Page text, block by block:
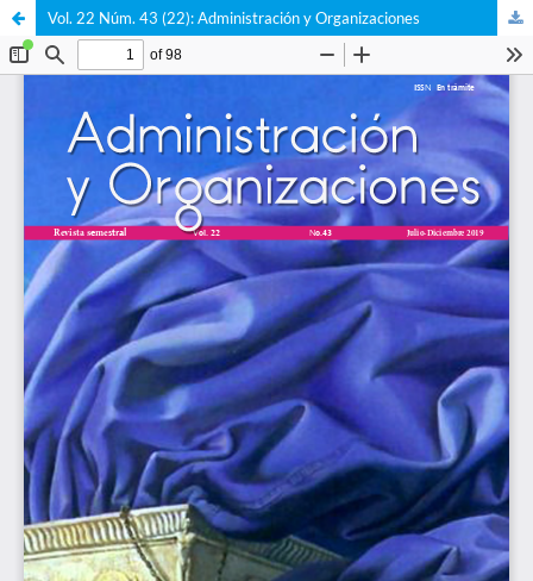
Vol. 22 Núm. 43 (22): Administración y Organizaciones